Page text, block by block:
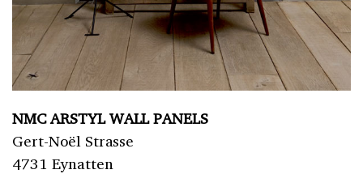
NMC ARSTYL WALL PANELS
Gert-Noël Strasse
4731 Eynatten